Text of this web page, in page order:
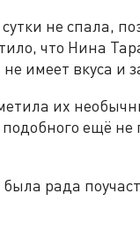
не спала,
что Нина
имеет вкуса и
их
ещё
рада